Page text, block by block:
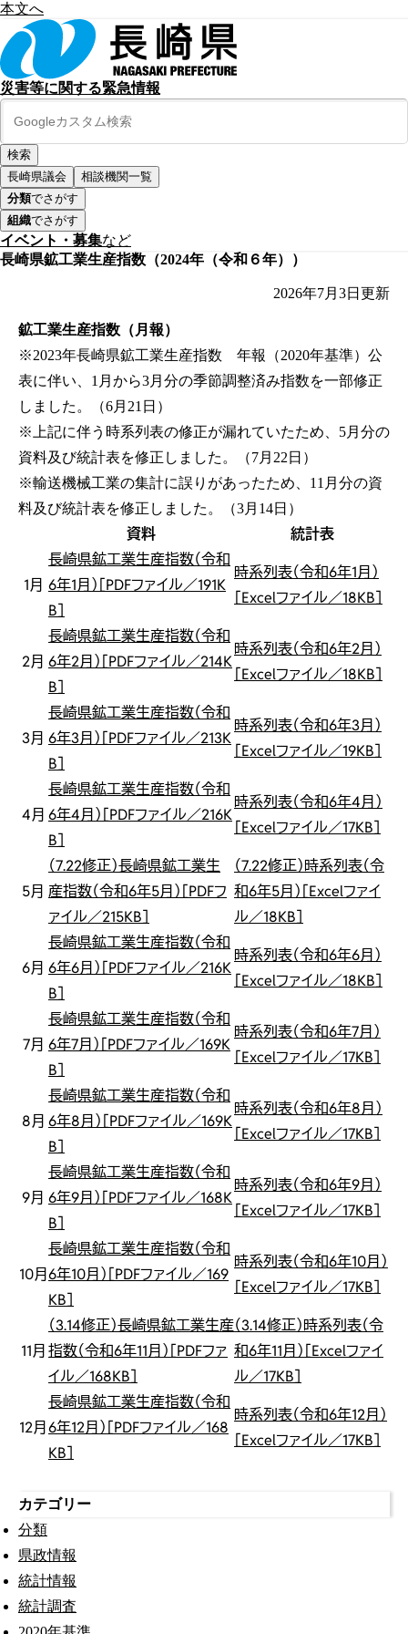
本文へ
災害等に関する緊急情報
長崎県議会
相談機関一覧
分類でさがす
組織でさがす
イベント・募集など
長崎県鉱工業生産指数（2024年（令和６年））
2026年7月3日 更新
鉱工業生産指数（月報）
※2023年長崎県鉱工業生産指数 年報（2020年基準）公
表に伴い、1月から3月分の季節調整済み指数を一部修正
しました。（6月21日）
※上記に伴う時系列表の修正が漏れていたため、5月分の
資料及び統計表を修正しました。（7月22日）
※輸送機械工業の集計に誤りがあったため、11月分の資
料及び統計表を修正しました。（3月14日）
資料 統計表
1月
長崎県鉱工業生産指数（令和
6年1月）［PDFファイル／191K
B］
時系列表（令和6年1月）
［Excelファイル／18KB］
2月
長崎県鉱工業生産指数（令和
6年2月）［PDFファイル／214K
B］
時系列表（令和6年2月）
［Excelファイル／18KB］
3月
長崎県鉱工業生産指数（令和
6年3月）［PDFファイル／213K
B］
時系列表（令和6年3月）
［Excelファイル／19KB］
4月
長崎県鉱工業生産指数（令和
6年4月）［PDFファイル／216K
B］
時系列表（令和6年4月）
［Excelファイル／17KB］
5月
（7.22修正）長崎県鉱工業生
産指数（令和6年5月）［PDFフ
ァイル／215KB］
（7.22修正）時系列表（令
和6年5月）［Excelファイ
ル／18KB］
6月
長崎県鉱工業生産指数（令和
6年6月）［PDFファイル／216K
B］
時系列表（令和6年6月）
［Excelファイル／18KB］
7月
長崎県鉱工業生産指数（令和
6年7月）［PDFファイル／169K
B］
時系列表（令和6年7月）
［Excelファイル／17KB］
8月
長崎県鉱工業生産指数（令和
6年8月）［PDFファイル／169K
B］
時系列表（令和6年8月）
［Excelファイル／17KB］
9月
長崎県鉱工業生産指数（令和
6年9月）［PDFファイル／168K
B］
時系列表（令和6年9月）
［Excelファイル／17KB］
10月
長崎県鉱工業生産指数（令和
6年10月）［PDFファイル／169
KB］
時系列表（令和6年10月）
［Excelファイル／17KB］
11月
（3.14修正）長崎県鉱工業生産
指数（令和6年11月）［PDFファ
イル／168KB］
（3.14修正）時系列表（令
和6年11月）［Excelファイ
ル／17KB］
12月
長崎県鉱工業生産指数（令和
6年12月）［PDFファイル／168
KB］
時系列表（令和6年12月）
［Excelファイル／17KB］
カテゴリー
分類
県政情報
統計情報
統計調査